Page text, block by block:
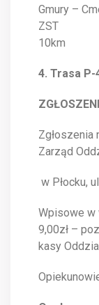
Gmury –
10km
4. Trasa
Zgłoszenia
Zarząd
w Płocku,
Wpisowe w
9,00zł –
kasy